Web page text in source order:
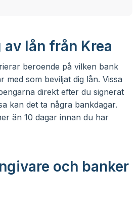
lån från Krea
beroende på vilken bank
med som beviljat dig lån. Vissa
direkt efter du signerat
kan det ta några bankdagar.
än 10 dagar innan du har
och banker